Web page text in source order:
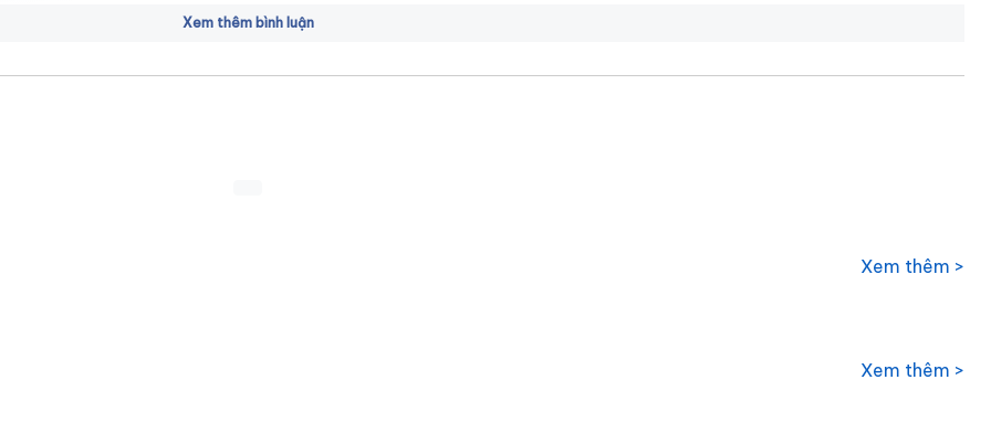
Xem thêm bình luận
Xem thêm >
Xem thêm >